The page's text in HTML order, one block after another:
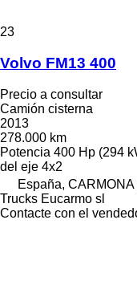
23
Volvo FM13 400
Precio a consultar
Camión cisterna
2013
278.000 km
Potencia 400 Hp (294
del eje 4x2
España,
Trucks Eucarmo sl
Contacte con el